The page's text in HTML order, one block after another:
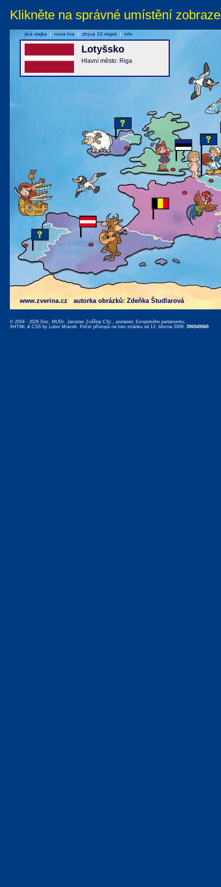
Klikněte na správné umístění
www.zverina.cz autorka obrázků: Zdeňka Študlarová
Lotyšsko
Hlavní město: Riga
jiná vlajka | nová hra | zbývá 10 vlajek | info
© 2004 - 2026 Doc. MUDr. Jaroslav Zvěřina CSc., poslanec Evropského parlamentu,
XHTML & CSS by Lubor Mrázek. Počet přístupů na tuto stránku od 13. března 2009: 396949060